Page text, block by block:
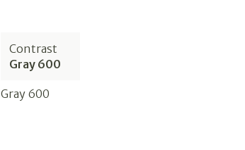
Contrast
Gray 600
Gray 600